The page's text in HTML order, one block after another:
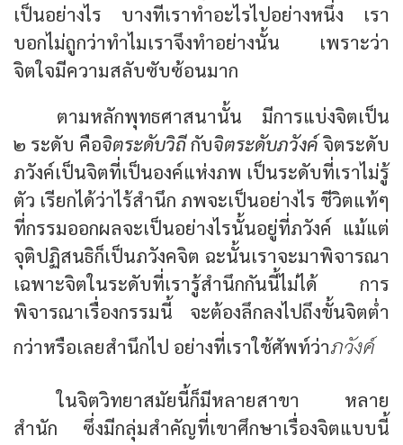
เป็นอย่างไร บางทีเราทำอะไรไปอย่างหนึ่ง เรา
บอกไม่ถูกว่าทำไมเราจึงทำอย่างนั้น เพราะว่า
จิตใจมีความสลับซับซ้อนมาก
ตามหลักพุทธศาสนานั้น มีการแบ่งจิตเป็น
๒ ระดับ คือจิตระดับวิถีกับจิตระดับภวังค์จิตระดับ
ภวังค์เป็นจิตที่เป็นองค์แห่งภพ เป็นระดับที่เราไม่รู้
ตัว เรียกได้ว่าไร้สำนึก ภพจะเป็นอย่างไร ชีวิตแท้ๆ
ที่กรรมออกผลจะเป็นอย่างไรนั้นอยู่ที่ภวังค์ แม้แต่
จุติปฏิสนธิก็เป็นภวังคจิต ฉะนั้นเราจะมาพิจารณา
เฉพาะจิตในระดับที่เรารู้สำนึกกันนี้ไม่ได้ การ
พิจารณาเรื่องกรรมนี้ จะต้องลึกลงไปถึงขั้นจิตต่ำ
กว่าหรือเลยสำนึกไป อย่างที่เราใช้ศัพท์ว่าภวังค์
ในจิตวิทยาสมัยนี้ก็มีหลายสาขา หลาย
สำนัก ซึ่งมีกลุ่มสำคัญที่เขาศึกษาเรื่องจิตแบบนี้